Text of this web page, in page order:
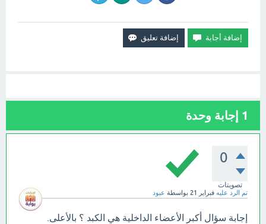
1 إجابة وحدة
0
تصويتات
تم الرد عليه فبراير 21 بواسطة عبود
إجابة سؤال أكبر الأعضاء الداخلية هي الكبد ؟ بالأعلى.